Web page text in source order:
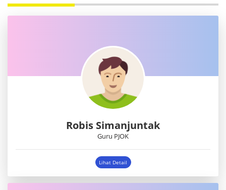
Robis Simanjuntak
Guru PJOK
Lihat Detail